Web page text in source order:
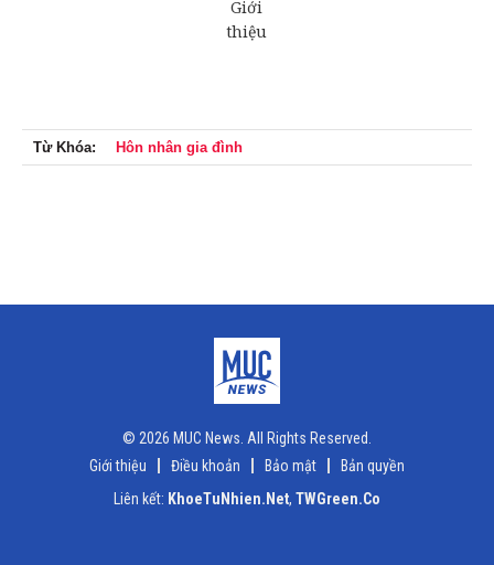
Từ Khóa: Hôn nhân gia đình
© 2026 MUC News. All Rights Reserved.
Giới thiệu
Điều khoản Bảo mật
Bản quyền
Liên kết: KhoeTuNhien.Net, TWGreen.Co